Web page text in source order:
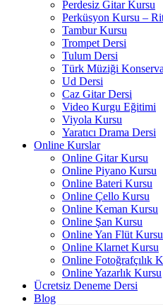
Perdesiz Gitar Kursu
Perküsyon Kursu –
Tambur Kursu
Trompet Dersi
Tulum Dersi
Türk Müziği
Ud Dersi
Caz Gitar Dersi
Video Kurgu Eğitimi
Viyola Kursu
Yaratıcı Drama Dersi
Online Kurslar
Online Gitar Kursu
Online Piyano Kursu
Online Bateri Kursu
Online Çello Kursu
Online Keman Kursu
Online Şan Kursu
Online Yan Flüt Kursu
Online Klarnet Kursu
Online Fotoğrafçılık
Online Yazarlık Kursu
Ücretsiz Deneme Dersi
Blog